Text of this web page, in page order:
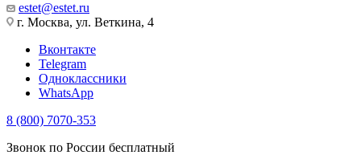
estet@estet.ru
г. Москва, ул. Веткина, 4
Вконтакте
Telegram
Одноклассники
WhatsApp
8 (800) 7070-353
Звонок по России бесплатный